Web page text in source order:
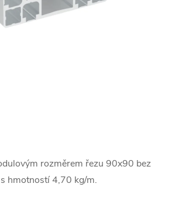
rozměrem řezu 90x90 bez
hmotností 4,70 kg/m.